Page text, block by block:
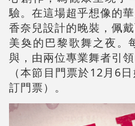
驗。在這場超乎想像的
香奈兒設計的晚裝，佩
美奐的巴黎歌舞之夜。
與，由兩位專業舞者引
（本節目門票於12月6
訂門票） 。